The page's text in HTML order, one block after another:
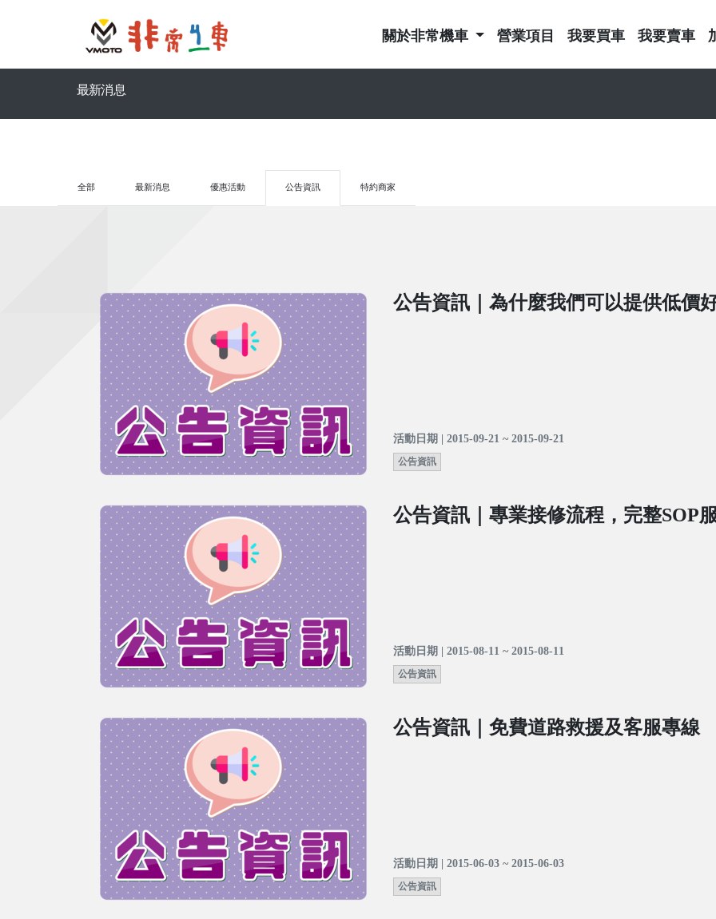
關於非常機車 營業項目 我要買車 我要賣車
最新消息
全部 最新消息 優惠活動 公告資訊 特約商家
公告資訊｜為什麼我們可以提供低價
活動日期 | 2015-09-21 ~ 2015-09-21
公告資訊
公告資訊｜專業接修流程，完整SOP
活動日期 | 2015-08-11 ~ 2015-08-11
公告資訊
公告資訊｜免費道路救援及客服專線
活動日期 | 2015-06-03 ~ 2015-06-03
公告資訊